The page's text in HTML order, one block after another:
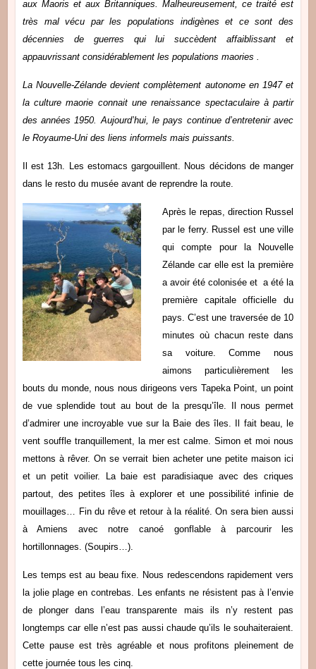
aux Maoris et aux Britanniques. Malheureusement, ce traité est
très mal vécu par les populations indigènes et ce sont des
décennies de guerres qui lui succèdent affaiblissant et
appauvrissant considérablement les populations maories .
La Nouvelle-Zélande devient complètement autonome en 1947 et
la culture maorie connait une renaissance spectaculaire à partir
des années 1950. Aujourd’hui, le pays continue d’entretenir avec
le Royaume-Uni des liens informels mais puissants.
Il est 13h. Les estomacs gargouillent. Nous décidons de manger
dans le resto du musée avant de reprendre la route.
Après le repas, direction Russel
par le ferry. Russel est une ville
qui compte pour la Nouvelle
Zélande car elle est la première
a avoir été colonisée et a été la
première capitale officielle du
pays. C’est une traversée de 10
minutes où chacun reste dans
sa voiture. Comme nous
aimons particulièrement les
bouts du monde, nous nous dirigeons vers Tapeka Point, un point
de vue splendide tout au bout de la presqu’île. Il nous permet
d’admirer une incroyable vue sur la Baie des îles. Il fait beau, le
vent souffle tranquillement, la mer est calme. Simon et moi nous
mettons à rêver. On se verrait bien acheter une petite maison ici
et un petit voilier. La baie est paradisiaque avec des criques
partout, des petites îles à explorer et une possibilité infinie de
mouillages… Fin du rêve et retour à la réalité. On sera bien aussi
à Amiens avec notre canoé gonflable à parcourir les
hortillonnages. (Soupirs…).
Les temps est au beau fixe. Nous redescendons rapidement vers
la jolie plage en contrebas. Les enfants ne résistent pas à l’envie
de plonger dans l’eau transparente mais ils n’y restent pas
longtemps car elle n’est pas aussi chaude qu’ils le souhaiteraient.
Cette pause est très agréable et nous profitons pleinement de
cette journée tous les cinq.